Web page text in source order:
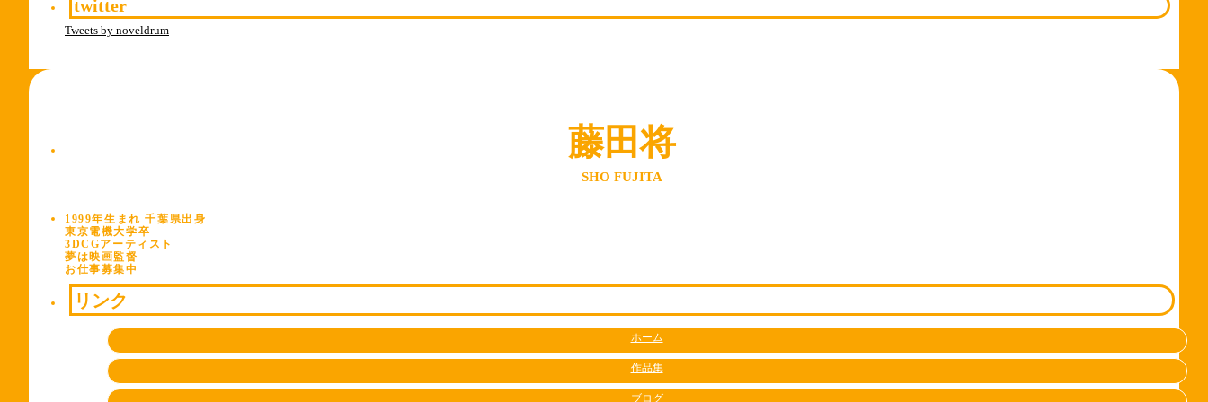
twitter
Tweets by noveldrum
藤田将
SHO FUJITA
1999年生まれ 千葉県出身
東京電機大学卒
3DCGアーティスト
夢は映画監督
お仕事募集中
リンク
ホーム
作品集
ブログ